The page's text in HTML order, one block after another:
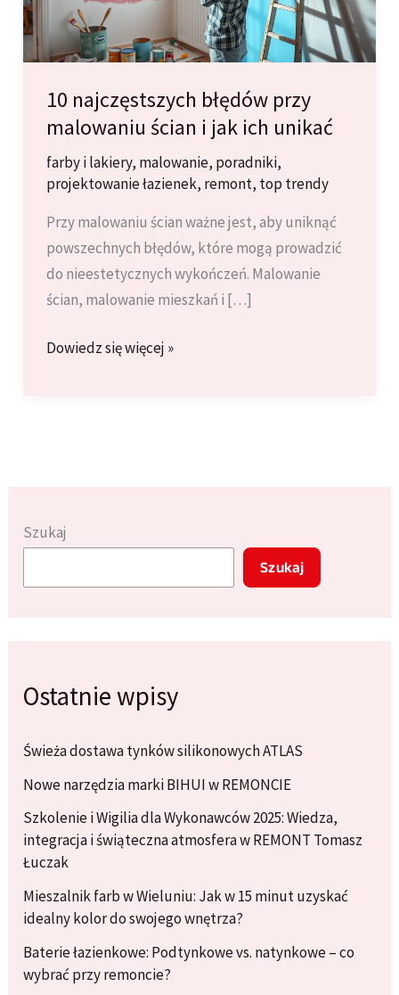
10 najczęstszych błędów przy
malowaniu ścian i jak ich unikać
farby i lakiery, malowanie, poradniki,
projektowanie łazienek, remont, top trendy
Przy malowaniu ścian ważne jest, aby uniknąć
powszechnych błędów, które mogą prowadzić
do nieestetycznych wykończeń. Malowanie
ścian, malowanie mieszkań i […]
10
jak
ich
Dowiedz się więcej »
Szukaj
Szukaj
Ostatnie wpisy
Świeża dostawa tynków silikonowych ATLAS
Nowe narzędzia marki BIHUI w REMONCIE
Szkolenie i Wigilia dla Wykonawców 2025: Wiedza,
integracja i świąteczna atmosfera w REMONT Tomasz
Łuczak
Mieszalnik farb w Wieluniu: Jak w 15 minut uzyskać
idealny kolor do swojego wnętrza?
Baterie łazienkowe: Podtynkowe vs. natynkowe – co
wybrać przy remoncie?